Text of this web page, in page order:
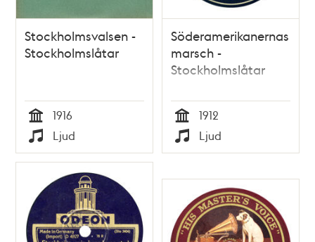
Stockholmsvalsen -
Stockholmslåtar
Tid
1916
Typ
Ljud
Söderamerikanernas
marsch -
Stockholmslåtar
Tid
1912
Typ
Ljud